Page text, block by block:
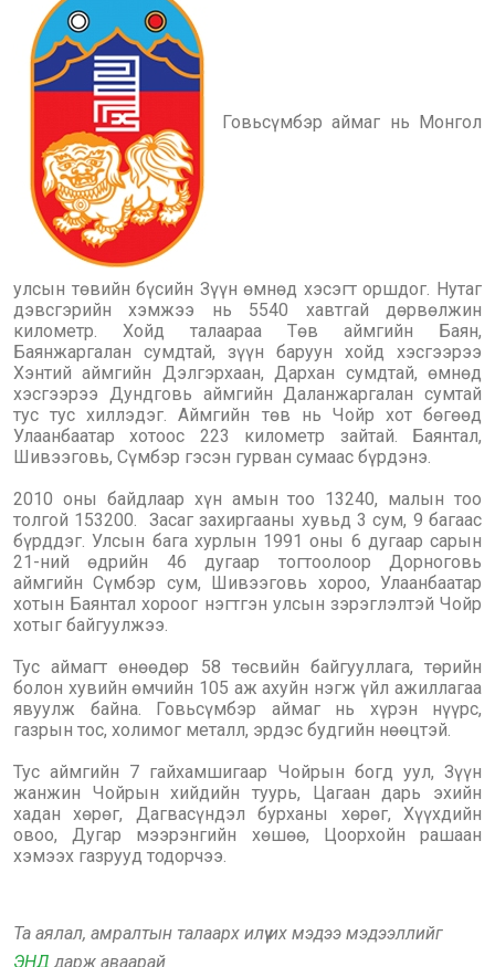
Говьсүмбэр аймаг нь Монгол
улсын төвийн бүсийн Зүүн өмнөд хэсэгт оршдог. Нутаг
дэвсгэрийн хэмжээ нь 5540 хавтгай дөрвөлжин
километр. Хойд талаараа Төв аймгийн Баян,
Баянжаргалан сумдтай, зүүн баруун хойд хэсгээрээ
Хэнтий аймгийн Дэлгэрхаан, Дархан сумдтай, өмнөд
хэсгээрээ Дундговь аймгийн Даланжаргалан сумтай
тус тус хиллэдэг. Аймгийн төв нь Чойр хот бөгөөд
Улаанбаатар хотоос 223 километр зайтай. Баянтал,
Шивээговь, Сүмбэр гэсэн гурван сумаас бүрдэнэ.
2010 оны байдлаар хүн амын тоо 13240, малын тоо
толгой 153200. Засаг захиргааны хувьд 3 сум, 9 багаас
бүрддэг. Улсын бага хурлын 1991 оны 6 дугаар сарын
21-ний өдрийн 46 дугаар тогтоолоор Дорноговь
аймгийн Сүмбэр сум, Шивээговь хороо, Улаанбаатар
хотын Баянтал хороог нэгтгэн улсын зэрэглэлтэй Чойр
хотыг байгуулжээ.
Тус аймагт өнөөдөр 58 төсвийн байгууллага, төрийн
болон хувийн өмчийн 105 аж ахуйн нэгж үйл ажиллагаа
явуулж байна. Говьсүмбэр аймаг нь хүрэн нүүрс,
газрын тос, холимог металл, эрдэс будгийн нөөцтэй.
Тус аймгийн 7 гайхамшигаар Чойрын богд уул, Зүүн
жанжин Чойрын хийдийн туурь, Цагаан дарь эхийн
хадан хөрөг, Дагвасүндэл бурханы хөрөг, Хүүхдийн
овоо, Дугар мээрэнгийн хөшөө, Цоорхойн рашаан
хэмээх газрууд тодорчээ.
Та аялал, амралтын талаарх илүү их мэдээ мэдээллийг
ЭНД дарж аваарай